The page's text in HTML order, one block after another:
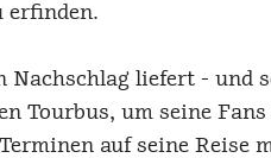
erfinden.
Nachschlag liefert - und
Tourbus, um seine
auf seine Reise